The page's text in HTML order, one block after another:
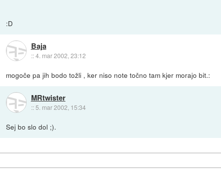
:D
Baja
::4. mar 2002, 23:12
mogoče pa jih bodo tožli , ker niso note točno tam kjer morajo bit.:
MRtwister
:: 5. mar 2002, 15:34
Sej bo slo dol ;).